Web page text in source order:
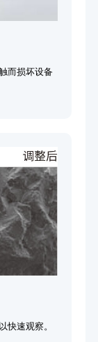
而损坏设备
快速观察。